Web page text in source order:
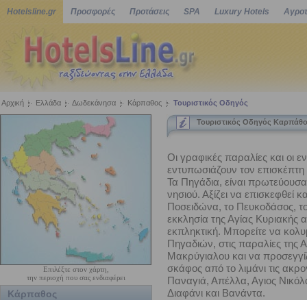
Hotelsline.gr Προσφορές Προτάσεις SPA Luxury Hotels
Αρχική Ελλάδα Δωδεκάνησα Κάρπαθος Τουριστικός Οδηγός
Επιλέξτε στον χάρτη,
την περιοχή που σας ενδιαφέρει
Κάρπαθος
Τουριστικός Οδηγός
Οι γραφικές παραλίες και οι
εντυπωσιάζουν τον
Τα Πηγάδια, είναι πρωτεύουσα
νησιού. Αξίζει να επισκεφθεί
Ποσειδώνα, το Πευκοδάσος,
εκκλησία της Αγίας Κυριακής
εκπληκτική. Μπορείτε να
Πηγαδιών, στις παραλίες της
Μακρύγιαλου και να
σκάφος από το λιμάνι τις
Παναγιά, Απέλλα, Αγιος
Διαφάνι και Βανάντα.